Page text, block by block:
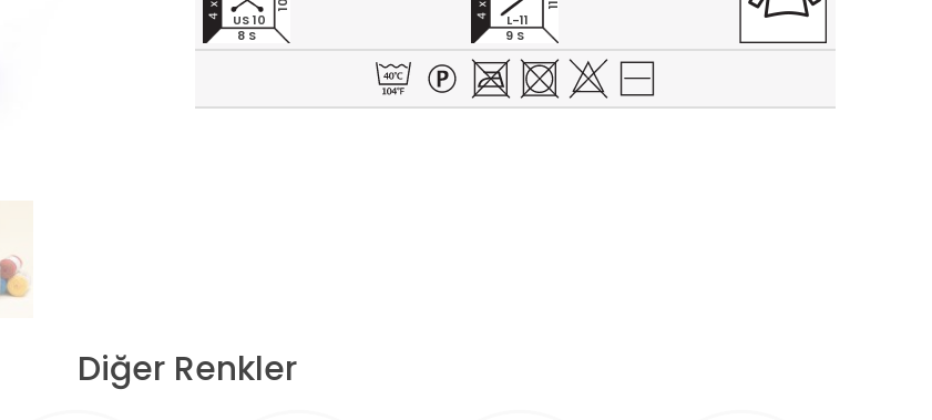
8 S
US 10
9 S
L-11
Diğer Renkler